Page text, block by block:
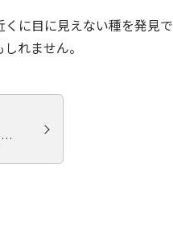
に目に見えない種を発見で
れません。
…